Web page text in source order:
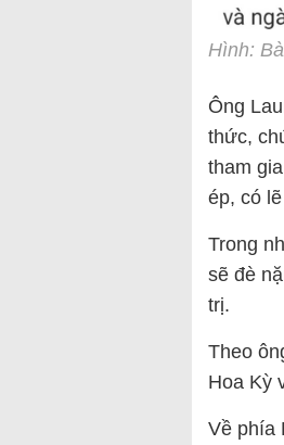
Hình:
Ông
thức,
tham
ép, có
Trong
sẽ đè
trị.
Theo
Hoa Kỳ
Về phía